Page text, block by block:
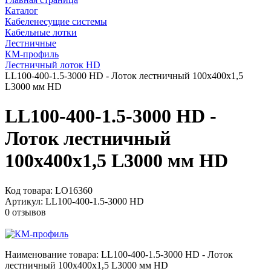
Каталог
Кабеленесущие системы
Кабельные лотки
Лестничные
КМ-профиль
Лестничный лоток HD
LL100-400-1.5-3000 HD - Лоток лестничный 100х400х1,5
L3000 мм HD
LL100-400-1.5-3000 HD -
Лоток лестничный
100х400х1,5 L3000 мм HD
Код товара: LO16360
Артикул: LL100-400-1.5-3000 HD
0 отзывов
Наименование товара: LL100-400-1.5-3000 HD - Лоток
лестничный 100х400х1,5 L3000 мм HD